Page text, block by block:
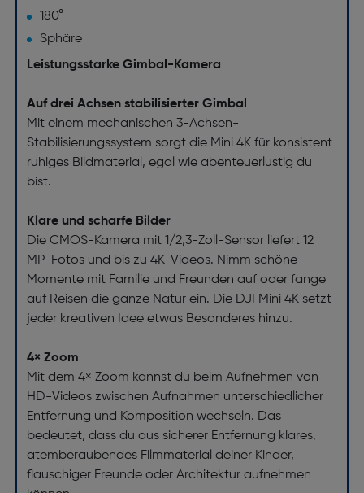
180°
Sphäre
Leistungsstarke Gimbal-Kamera
Auf drei Achsen stabilisierter Gimbal
Mit einem mechanischen 3-Achsen-
Stabilisierungssystem sorgt die Mini 4K für konsistent
ruhiges Bildmaterial, egal wie abenteuerlustig du
bist.
Klare und scharfe Bilder
Die CMOS-Kamera mit 1/2,3-Zoll-Sensor liefert 12
MP-Fotos und bis zu 4K-Videos. Nimm schöne
Momente mit Familie und Freunden auf oder fange
auf Reisen die ganze Natur ein. Die DJI Mini 4K setzt
jeder kreativen Idee etwas Besonderes hinzu.
4× Zoom
Mit dem 4× Zoom kannst du beim Aufnehmen von
HD-Videos zwischen Aufnahmen unterschiedlicher
Entfernung und Komposition wechseln. Das
bedeutet, dass du aus sicherer Entfernung klares,
atemberaubendes Filmmaterial deiner Kinder,
flauschiger Freunde oder Architektur aufnehmen